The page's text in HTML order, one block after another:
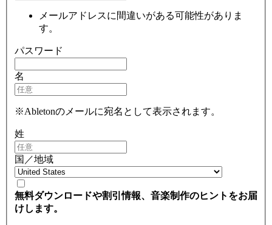
メールアドレスに間違いがある可能性がありま
す。
パスワード
名
※Abletonのメールに宛名として表示されます。
姓
国／地域
無料ダウンロードや割引情報、音楽制作のヒントをお届
けします。